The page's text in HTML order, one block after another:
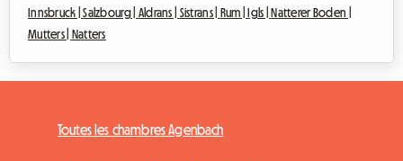
Innsbruck |Salzbourg | Aldrans | Sistrans | Rum | Igls | Natterer Boden |
Mutters | Natters
Toutes les chambres Agenbach